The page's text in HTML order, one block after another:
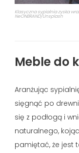
Klasyczna sypialnia zyska
NeONBRAND/Unsplash
Meble do
Aranżując
sięgnąć po
się z podłogą i
naturalnego,
pamiętać, że jest